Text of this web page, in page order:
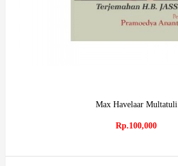
Max Havelaar Multatuli
Rp.100,000